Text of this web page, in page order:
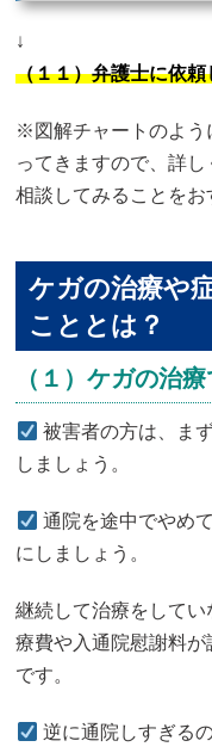
↓
（１１）弁護士に依
※図解チャートのよう
ってきますので、詳し
相談してみることをお
ケガの治療や
こととは？
（１）ケガの治
被害者の方は、ま
しましょう。
通院を途中でやめ
にしましょう。
継続して治療をして
療費や入通院慰謝料
です。
逆に通院しすぎる